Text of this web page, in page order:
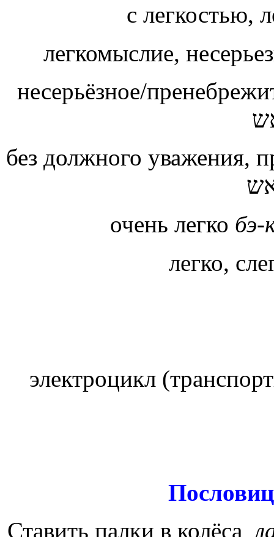
с легкостью,
легкомыслие,
несерьёзное/
без должного уважения,
очень легко бэ-
легко,
электроцикл
Ставить палки в колёса